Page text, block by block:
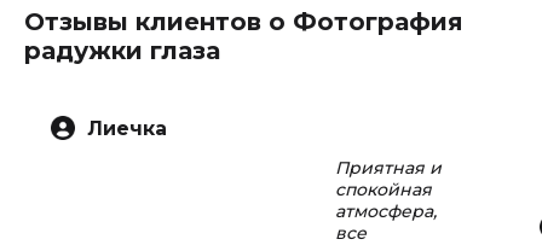
Отзывы клиентов о Фотография
радужки глаза
Лиечка
Приятная и
спокойная
атмосфера,
все